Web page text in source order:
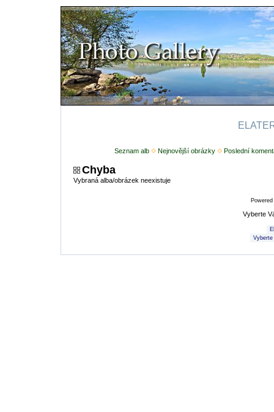
Seznam alb Nejnovější obrázky Poslední
Chyba
Vybraná alba/obrázek neexistuje
Vyberte